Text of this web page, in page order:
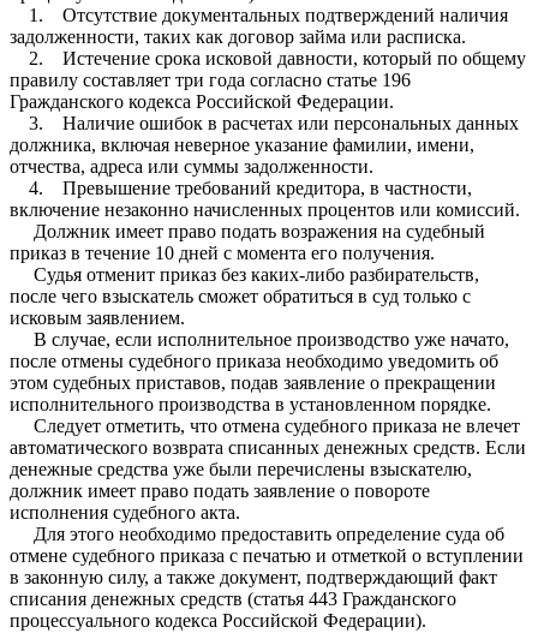
1. Отсутствие документальных подтверждений наличия
задолженности, таких как договор займа или расписка.
2. Истечение срока исковой давности, который по общему
правилу составляет три года согласно статье 196
Гражданского кодекса Российской Федерации.
3. Наличие ошибок в расчетах или персональных данных
должника, включая неверное указание фамилии, имени,
отчества, адреса или суммы задолженности.
4. Превышение требований кредитора, в частности,
включение незаконно начисленных процентов или комиссий.
Должник имеет право подать возражения на судебный
приказ в течение 10 дней с момента его получения.
Судья отменит приказ без каких-либо разбирательств,
после чего взыскатель сможет обратиться в суд только с
исковым заявлением.
В случае, если исполнительное производство уже начато,
после отмены судебного приказа необходимо уведомить об
этом судебных приставов, подав заявление о прекращении
исполнительного производства в установленном порядке.
Следует отметить, что отмена судебного приказа не влечет
автоматического возврата списанных денежных средств. Если
денежные средства уже были перечислены взыскателю,
должник имеет право подать заявление о повороте
исполнения судебного акта.
Для этого необходимо предоставить определение суда об
отмене судебного приказа с печатью и отметкой о вступлении
в законную силу, а также документ, подтверждающий факт
списания денежных средств (статья 443 Гражданского
процессуального кодекса Российской Федерации).